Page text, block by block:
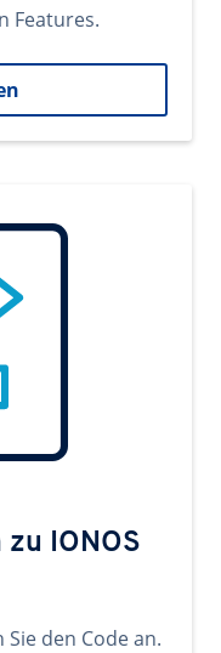
Features.
IONOS
den Code an.